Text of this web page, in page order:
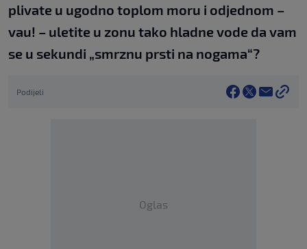
plivate u ugodno toplom moru i odjednom –
vau! – uletite u zonu tako hladne vode da vam
se u sekundi „smrznu prsti na nogama“?
Podijeli
Oglas